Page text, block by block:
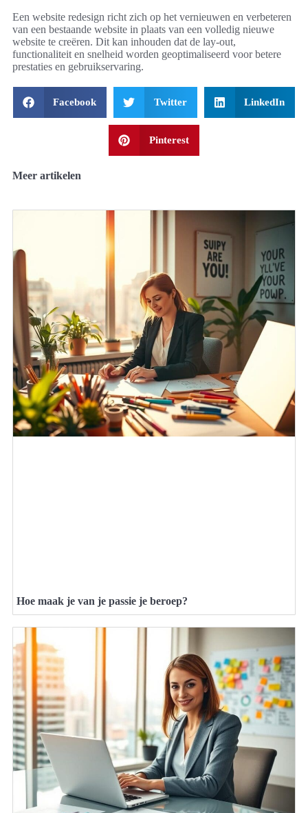
Een website redesign richt zich op het vernieuwen en verbeteren
van een bestaande website in plaats van een volledig nieuwe
website te creëren. Dit kan inhouden dat de lay-out,
functionaliteit en snelheid worden geoptimaliseerd voor betere
prestaties en gebruikservaring.
Facebook Twitter LinkedIn
Pinterest
Meer artikelen
Hoe maak je van je passie je beroep?